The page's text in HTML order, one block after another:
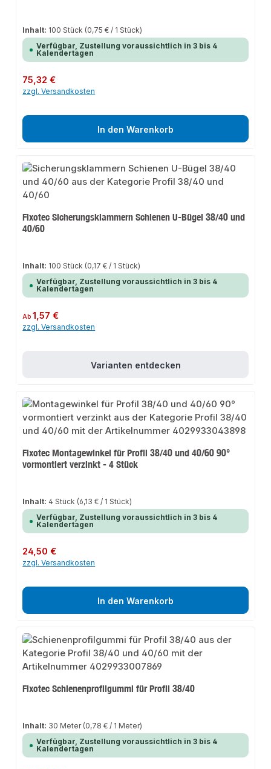
Inhalt: 100 Stück (0,75 € / 1 Stück)
Verfügbar, Zustellung voraussichtlich in 3 bis 4
Kalendertagen
Regulärer Preis:
75,32 €
zzgl. Versandkosten
In den Warenkorb
Fixotec Sicherungsklammern Schienen U-Bügel 38/40 und
40/60
Inhalt: 100 Stück (0,17 € / 1 Stück)
Verfügbar, Zustellung voraussichtlich in 3 bis 4
Kalendertagen
Regulärer Preis:
Ab1,57 €
zzgl. Versandkosten
Varianten entdecken
Fixotec Montagewinkel für Profil 38/40 und 40/60 90°
vormontiert verzinkt - 4 Stück
Inhalt: 4 Stück (6,13 € / 1 Stück)
Verfügbar, Zustellung voraussichtlich in 3 bis 4
Kalendertagen
Regulärer Preis:
24,50 €
zzgl. Versandkosten
In den Warenkorb
Fixotec Schienenprofilgummi für Profil 38/40
Inhalt: 30 Meter (0,78 € / 1 Meter)
Verfügbar, Zustellung voraussichtlich in 3 bis 4
Kalendertagen